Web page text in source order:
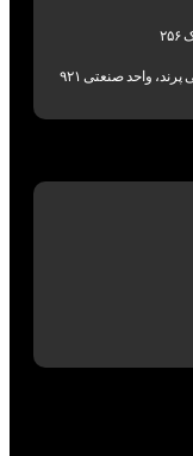
واحد صنعتی ۹۲۱